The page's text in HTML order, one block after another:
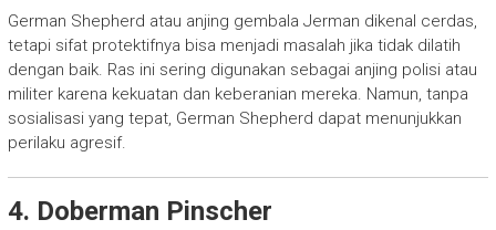
German Shepherd atau anjing gembala Jerman dikenal cerdas,
tetapi sifat protektifnya bisa menjadi masalah jika tidak dilatih
dengan baik. Ras ini sering digunakan sebagai anjing polisi atau
militer karena kekuatan dan keberanian mereka. Namun, tanpa
sosialisasi yang tepat, German Shepherd dapat menunjukkan
perilaku agresif.
4. Doberman Pinscher